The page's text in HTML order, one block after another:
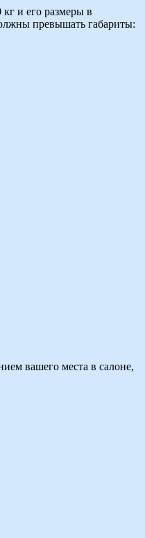
и его размеры в
превышать габариты:
вашего места в салоне,